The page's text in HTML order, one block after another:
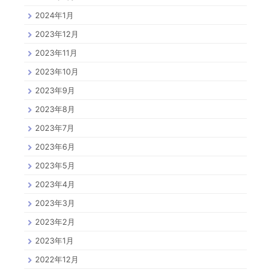
2024年1月
2023年12月
2023年11月
2023年10月
2023年9月
2023年8月
2023年7月
2023年6月
2023年5月
2023年4月
2023年3月
2023年2月
2023年1月
2022年12月